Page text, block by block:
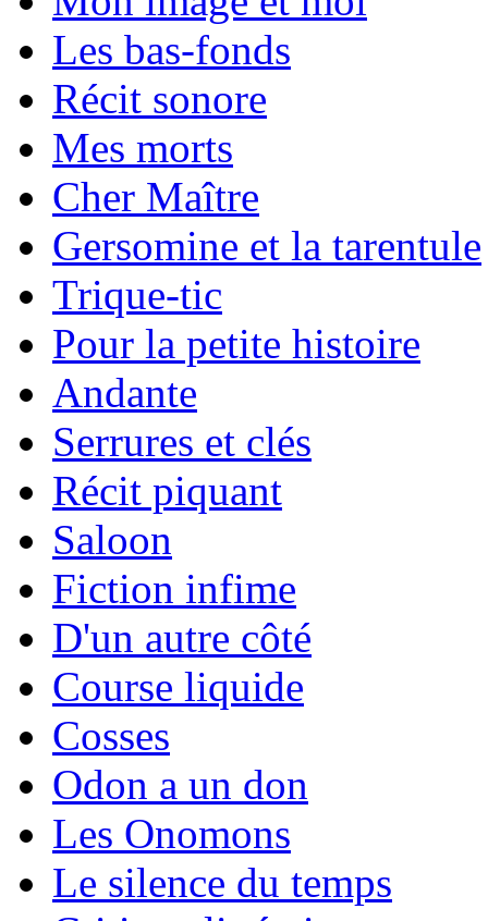
Les bas-fonds
Récit sonore
Mes morts
Cher Maître
Gersomine et la tarentule
Trique-tic
Pour la petite histoire
Andante
Serrures et clés
Récit piquant
Saloon
Fiction infime
D'un autre côté
Course liquide
Cosses
Odon a un don
Les Onomons
Le silence du temps